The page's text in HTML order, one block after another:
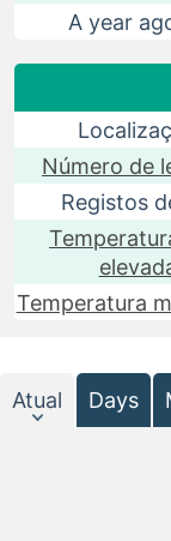
A year
Número de
Registos
Temperatura
Atual Days